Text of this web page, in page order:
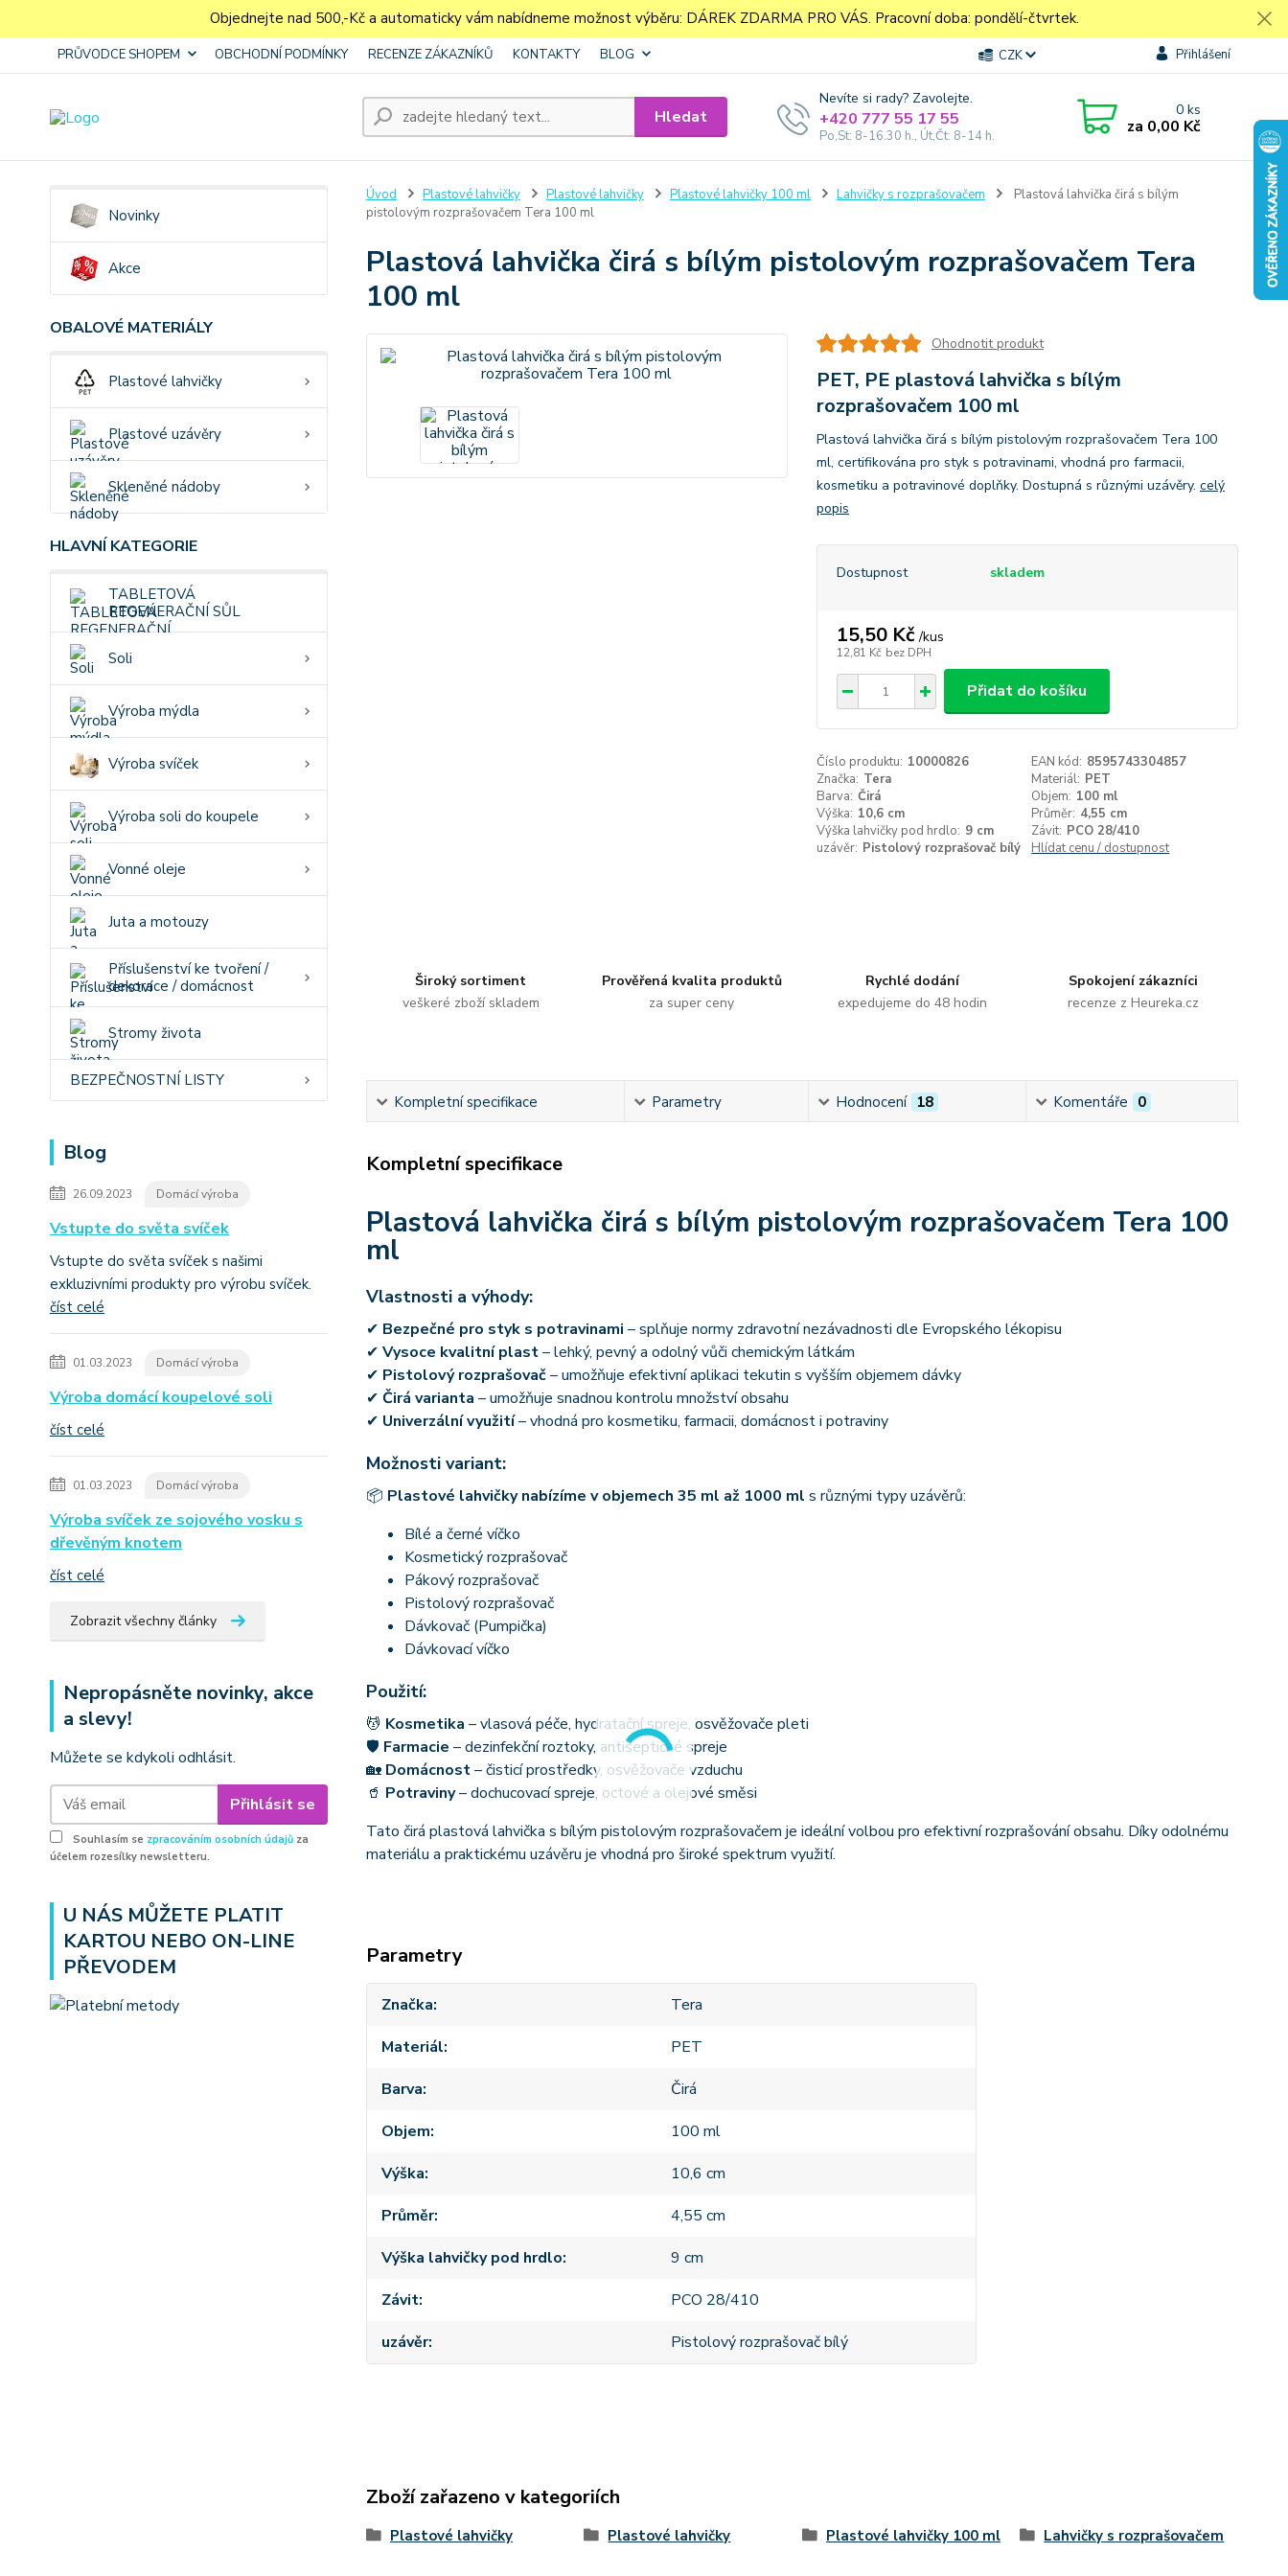
Objednejte nad 500,-Kč a automaticky vám nabídneme možnost výběru: DÁREK ZDARMA PRO VÁS. Pracovní doba: pondělí-čtvrtek.
PRŮVODCE SHOPEM OBCHODNÍ PODMÍNKY RECENZE ZÁKAZNÍKŮ KONTAKTY BLOG CZK Přihlášení
Hledat
Nevíte si rady? Zavolejte.
+420 777 55 17 55
Po,St: 8-16.30 h., Út,Čt: 8-14 h.
0ks
za 0,00 Kč
Novinky
Akce
OBALOVÉ MATERIÁLY
Plastové lahvičky
Plastové uzávěry
Skleněné nádoby
HLAVNÍ KATEGORIE
TABLETOVÁ
REGENERAČNÍ SŮL
Soli
Výroba mýdla
Výroba svíček
Výroba soli do koupele
Vonné oleje
Juta a motouzy
Příslušenství ke tvoření /
dekorace / domácnost
Stromy života
BEZPEČNOSTNÍ LISTY
Blog
26.09.2023 Domácí výroba
Vstupte do světa svíček
Vstupte do světa svíček s našimi
exkluzivními produkty pro výrobu svíček.
číst celé
01.03.2023 Domácí výroba
Výroba domácí koupelové soli
číst celé
01.03.2023 Domácí výroba
Výroba svíček ze sojového vosku s
dřevěným knotem
číst celé
Zobrazit všechny články
Nepropásněte novinky, akce
a slevy!
Můžete se kdykoli odhlásit.
Přihlásit se
Souhlasím se zpracováním osobních údajů za
účelem rozesílky newsletteru.
U NÁS MŮŽETE PLATIT
KARTOU NEBO ON-LINE
PŘEVODEM
Úvod Plastové lahvičky Plastové lahvičky Plastové lahvičky 100 ml Lahvičky s rozprašovačem
Plastová lahvička čirá s bílým
pistolovým rozprašovačem Tera 100 ml
Plastová lahvička čirá s bílým pistolovým rozprašovačem Tera
100 ml
Ohodnotit produkt
PET, PE plastová lahvička s bílým
rozprašovačem 100 ml
Plastová lahvička čirá s bílým pistolovým rozprašovačem Tera 100
ml, certifikována pro styk s potravinami, vhodná pro farmacii,
kosmetiku a potravinové doplňky. Dostupná s různými uzávěry. celý
popis
Dostupnost skladem
15,50 Kč /kus
12,81 Kč bez DPH
Přidat do košíku
Číslo produktu: 10000826 EAN kód: 8595743304857
Značka: Tera Materiál: PET
Barva: Čirá Objem: 100 ml
Výška: 10,6 cm Průměr: 4,55 cm
Výška lahvičky pod hrdlo: 9 cm Závit: PCO 28/410
uzávěr: Pistolový rozprašovač bílý Hlídat cenu / dostupnost
Široký sortiment
veškeré zboží skladem
Prověřená kvalita produktů
za super ceny
Rychlé dodání
expedujeme do 48 hodin
Spokojení zákazníci
recenze z Heureka.cz
Kompletní specifikace Parametry Hodnocení 18 Komentáře 0
Kompletní specifikace
Plastová lahvička čirá s bílým pistolovým rozprašovačem Tera 100
ml
Vlastnosti a výhody:
✔ Bezpečné pro styk s potravinami – splňuje normy zdravotní nezávadnosti dle Evropského lékopisu
✔ Vysoce kvalitní plast– lehký, pevný a odolný vůči chemickým látkám
✔ Pistolový rozprašovač– umožňuje efektivní aplikaci tekutin s vyšším objemem dávky
✔ Čirá varianta – umožňuje snadnou kontrolu množství obsahu
✔ Univerzální využití– vhodná pro kosmetiku, farmacii, domácnost i potraviny
Možnosti variant:
📦 Plastové lahvičky nabízíme v objemech 35 ml až 1000 ml s různými typy uzávěrů:
Bílé a černé víčko
Kosmetický rozprašovač
Pákový rozprašovač
Pistolový rozprašovač
Dávkovač (Pumpička)
Dávkovací víčko
Použití:
💆 Kosmetika – vlasová péče, hydratační spreje, osvěžovače pleti
🛡 Farmacie – dezinfekční roztoky, antiseptické spreje
🏡 Domácnost– čisticí prostředky, osvěžovače vzduchu
🥤 Potraviny– dochucovací spreje, octové a olejové směsi
Tato čirá plastová lahvička s bílým pistolovým rozprašovačem je ideální volbou pro efektivní rozprašování obsahu. Díky odolnému
materiálu a praktickému uzávěru je vhodná pro široké spektrum využití.
Parametry
Značka
Tera
Materiál
PET
Barva
Čirá
Objem
100 ml
Výška
10,6 cm
Průměr
4,55 cm
Výška lahvičky pod hrdlo
9 cm
Závit
PCO 28/410
uzávěr
Pistolový rozprašovač bílý
Zboží zařazeno v kategoriích
Plastové lahvičky Plastové lahvičky Plastové lahvičky 100 ml Lahvičky s rozprašovačem